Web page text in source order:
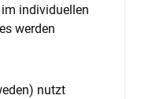
im individuellen
werden
nutzt